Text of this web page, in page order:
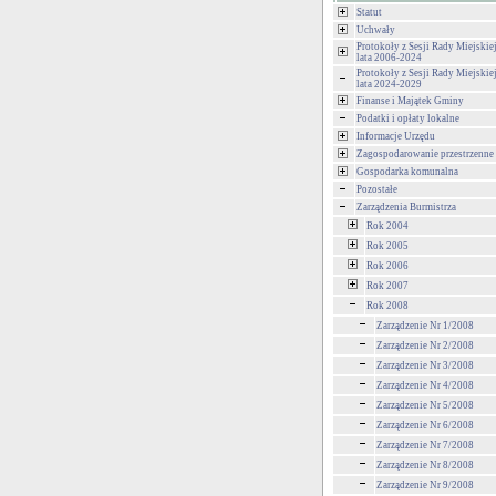
Statut
Uchwały
Protokoły z Sesji Rady
lata 2006-2024
Protokoły z Sesji Rady
lata 2024-2029
Finanse i Majątek Gminy
Podatki i opłaty lokalne
Informacje Urzędu
Zagospodarowanie przestrzenne
Gospodarka komunalna
Pozostałe
Zarządzenia Burmistrza
Rok 2004
Rok 2005
Rok 2006
Rok 2007
Rok 2008
Zarządzenie Nr 1/2008
Zarządzenie Nr 2/2008
Zarządzenie Nr 3/2008
Zarządzenie Nr 4/2008
Zarządzenie Nr 5/2008
Zarządzenie Nr 6/2008
Zarządzenie Nr 7/2008
Zarządzenie Nr 8/2008
Zarządzenie Nr 9/2008